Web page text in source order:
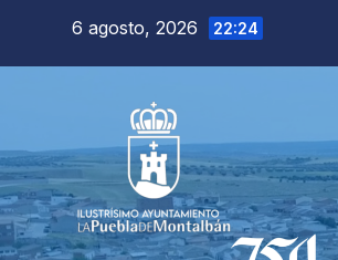
6 agosto, 2026 22:24